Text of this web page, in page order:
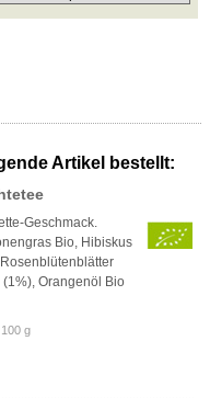
Artikel bestellt:
Geschmack.
Bio, Hibiskus
Orangenöl Bio
g